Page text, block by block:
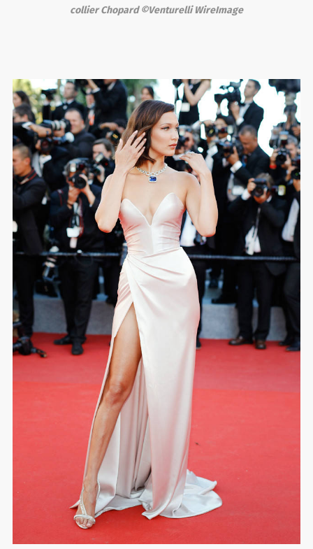
collier Chopard ©Venturelli WireImage